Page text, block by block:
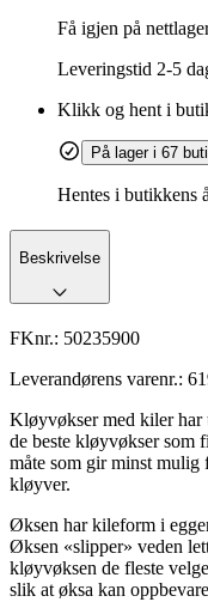
Få igjen på
Leveringstid 2-5
Klikk og hent i
På lager i 67
Hentes i butikkens
Beskrivelse
FKnr.: 50235900
Leverandørens varenr.:
Kløyvøkser med kiler har
de beste kløyvøkser som
måte som gir minst mulig
kløyver.
Øksen har kileform i
Øksen «slipper» veden
kløyvøksen de fleste
slik at øksa kan